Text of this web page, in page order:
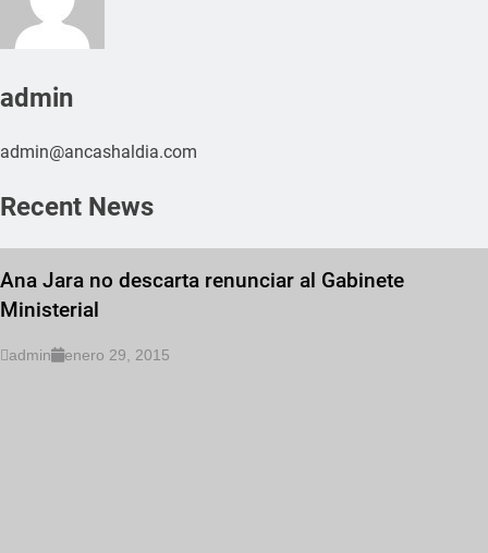
admin
admin@ancashaldia.com
Recent News
Ana Jara no descarta renunciar al Gabinete
Ministerial
admin enero 29, 2015